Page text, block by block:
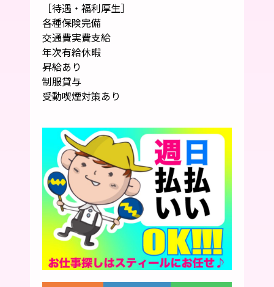
［待遇・福利厚生］
各種保険完備
交通費実費支給
年次有給休暇
昇給あり
制服貸与
受動喫煙対策あり